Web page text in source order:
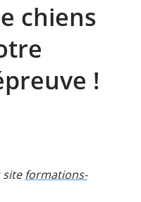
chiens
!
siteformations-